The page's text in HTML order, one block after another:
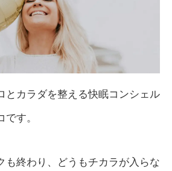
とカラダを整える快眠コンシェル
す。
も終わり、どうもチカラが入らな